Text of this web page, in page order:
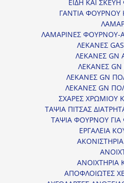
ΕΙΔΗ ΚΑΙ
ΓΑΝΤΙΑ ΦΟΥΡΝΟΥ
ΛΑΜΑΡΙΝΕΣ ΦΟΥΡΝΟΥ-
ΛΕΚΑΝΕΣ
ΛΕΚΑΝΕΣ GN
ΛΕΚΑΝΕΣ
ΛΕΚΑΝΕΣ GN
ΛΕΚΑΝΕΣ GN
ΣΧΑΡΕΣ ΧΡΩΜΙΟΥ
ΤΑΨΙΑ ΠΙΤΣΑΣ
ΤΑΨΙΑ ΦΟΥΡΝΟΥ ΓΙΑ
ΕΡΓΑΛΕΙΑ
ΑΠΟΦΛΟΙΩΤΕΣ